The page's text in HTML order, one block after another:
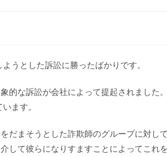
うとした訴訟に勝ったばかりです。
的な訴訟が会社によって提起されました。
ます。
だまそうとした詐欺師のグループに対して
して彼らになりすますことによってこれを